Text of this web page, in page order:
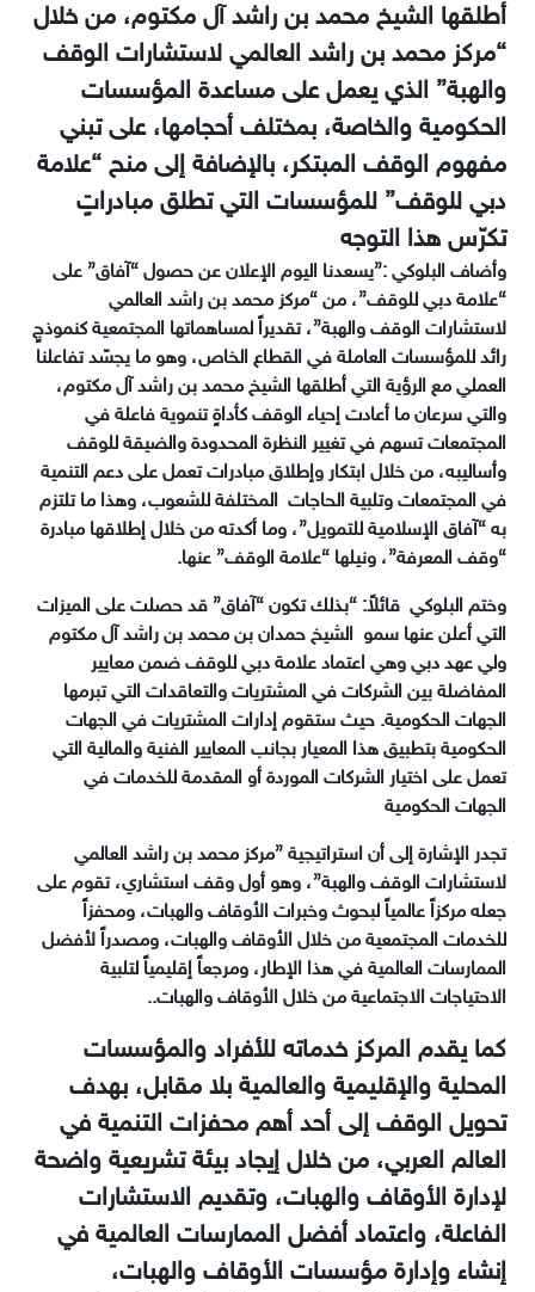
أطلقها الشيخ محمد بن راشد آل مكتوم، من خلال
“مركز محمد بن راشد العالمي لاستشارات الوقف
والهبة” الذي يعمل على مساعدة المؤسسات
الحكومية والخاصة، بمختلف أحجامها، على تبني
مفهوم الوقف المبتكر، بالإضافة إلى منح “علامة
دبي للوقف” للمؤسسات التي تطلق مبادراتٍ
تكرّس هذا التوجه
وأضاف البلوكي :”يسعدنا اليوم الإعلان عن حصول “آفاق” على
“علامة دبي للوقف”، من “مركز محمد بن راشد العالمي
لاستشارات الوقف والهبة”، تقديراً لمساهماتها المجتمعية كنموذجٍ
رائد للمؤسسات العاملة في القطاع الخاص، وهو ما يجسّد تفاعلنا
العملي مع الرؤية التي أطلقها الشيخ محمد بن راشد آل مكتوم،
والتي سرعان ما أعادت إحياء الوقف كأداةٍ تنموية فاعلة في
المجتمعات تسهم في تغيير النظرة المحدودة والضيقة للوقف
وأساليبه، من خلال ابتكار وإطلاق مبادرات تعمل على دعم التنمية
في المجتمعات ‏وتلبية الحاجات ‏ المختلفة للشعوب، وهذا ما تلتزم
به “آفاق الإسلامية للتمويل”، وما أكدته من خلال إطلاقها مبادرة
“وقف المعرفة”، ونيلها “علامة الوقف” عنها.‏
وختم البلوكي قائلاً: “بذلك تكون “آفاق” قد حصلت على الميزات
التي أعلن عنها سمو الشيخ حمدان بن محمد بن راشد آل مكتوم
ولي عهد دبي وهي اعتماد علامة دبي للوقف ضمن معايير
المفاضلة بين الشركات في المشتريات والتعاقدات التي تبرمها
الجهات الحكومية. حيث ستقوم إدارات المشتريات في الجهات
الحكومية بتطبيق هذا المعيار بجانب المعايير الفنية والمالية التي
تعمل على اختيار الشركات الموردة أو المقدمة للخدمات في
الجهات الحكومية
تجدر الإشارة إلى أن استراتيجية ‏”مركز محمد بن راشد العالمي
لاستشارات الوقف والهبة”‏، وهو أول وقف استشاري، تقوم على
جعله مركزاً عالمياً لبحوث وخبرات الأوقاف والهبات، ومحفزاً
للخدمات المجتمعية من خلال الأوقاف والهبات، ومصدراً لأفضل
الممارسات العالمية في هذا الإطار، ومرجعاً إقليمياً لتلبية
الاحتياجات الاجتماعية من خلال الأوقاف والهبات..
كما يقدم المركز خدماته للأفراد والمؤسسات
المحلية والإقليمية والعالمية بلا مقابل، بهدف
تحويل الوقف إلى أحد أهم محفزات التنمية في
العالم العربي، من خلال إيجاد بيئة تشريعية واضحة
لإدارة الأوقاف والهبات، وتقديم الاستشارات
الفاعلة، واعتماد أفضل الممارسات العالمية في
إنشاء وإدارة مؤسسات الأوقاف والهبات،